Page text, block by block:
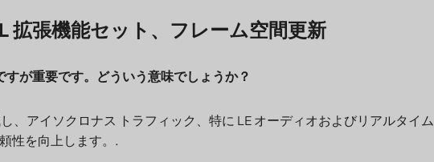
拡張機能セット、フレーム空間更新
すが重要です。どういう意味でしょうか？
、アイソクロナス トラフィック、特に LE オーディオおよびリアルタイム
性を向上します。.